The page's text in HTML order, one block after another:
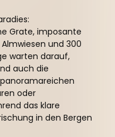
Grate, imposante
und 300
warten darauf,
auch die
oder
das klare
in den Bergen